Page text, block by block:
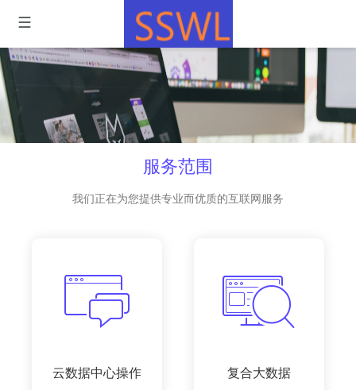
服务范围
我们正在为您提供专业而优质的互联网服务
云数据中心操作 复合大数据